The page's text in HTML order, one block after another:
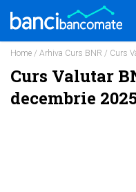
Home / Arhiva Curs BNR / Curs
Curs Valutar
decembrie